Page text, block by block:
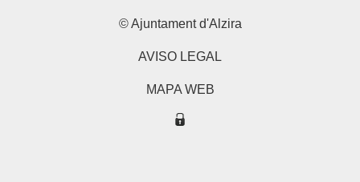
© Ajuntament d'Alzira
AVISO LEGAL
MAPA WEB